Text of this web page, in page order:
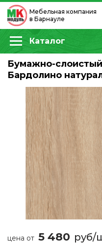
Мебельная компания
в Барнауле
Каталог
Бумажно-
Бардолино
цена от 5 480 руб/